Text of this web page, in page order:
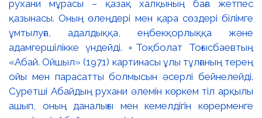
рухани мұрасы – қазақ халқының баға жетпес
қазынасы. Оның өлеңдері мен қара сөздері білімге
ұмтылуға, адалдыққа, еңбекқорлыққа және
адамгершілікке үндейді. ▫️Тоқболат Тоғысбаевтың
«Абай. Ойшыл» (1971) картинасы ұлы тұлғаның терең
ойы мен парасатты болмысын әсерлі бейнелейді.
Суретші Абайдың рухани әлемін көркем тіл арқылы
ашып, оның даналығы мен кемелдігін көрерменге